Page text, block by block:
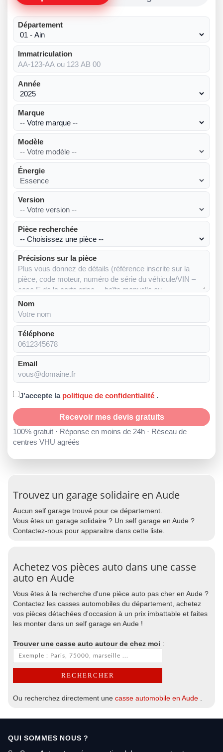
Département
Immatriculation
Année
Marque
Modèle
Énergie
Version
Pièce recherchée
Précisions sur la pièce
Nom
Téléphone
Email
J’accepte la politique de confidentialité .
Recevoir mes devis gratuits
100% gratuit · Réponse en moins de 24h · Réseau de
centres VHU agréés
Trouvez un garage solidaire en Aude
Aucun self garage trouvé pour ce département.
Vous êtes un garage solidaire ? Un self garage en Aude ?
Contactez-nous pour apparaitre dans cette liste.
Achetez vos pièces auto dans une casse
auto en Aude
Vous êtes à la recherche d'une pièce auto pas cher en Aude ?
Contactez les casses automobiles du département, achetez
vos pièces détachées d'occasion à un prix imbattable et faites
les monter dans un self garage en Aude !
Trouver une casse auto autour de chez moi :
Ou recherchez directement une casse automobile en Aude
QUI SOMMES NOUS ?